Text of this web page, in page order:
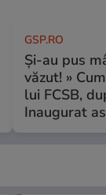
GSP.RO
Și-au pus
văzut! »
lui FCSB,
Inaugurat